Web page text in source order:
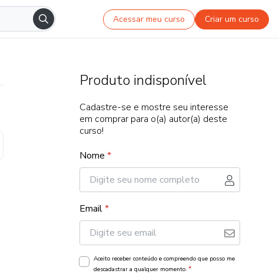
Acessar meu curso Criar um curso
Produto indisponível
Cadastre-se e mostre seu interesse
em comprar para o(a) autor(a) deste
curso!
Nome *
Email*
Aceito receber conteúdo e compreendo que posso me
descadastrar a qualquer momento. *